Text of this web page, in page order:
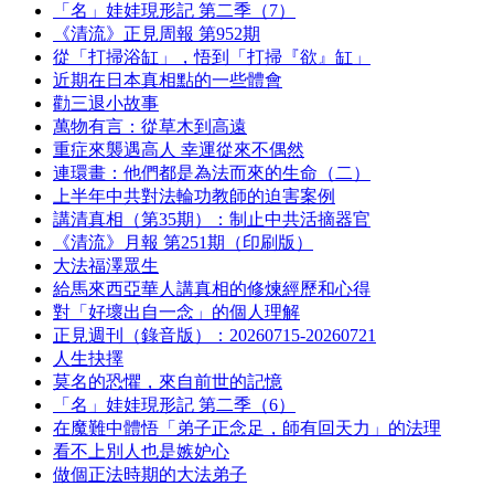
「名」娃娃現形記 第二季（7）
《清流》正見周報 第952期
從「打掃浴缸」，悟到「打掃『欲』缸」
近期在日本真相點的一些體會
勸三退小故事
萬物有言：從草木到高遠
重症來襲遇高人 幸運從來不偶然
連環畫：他們都是為法而來的生命（二）
上半年中共對法輪功教師的迫害案例
講清真相（第35期）：制止中共活摘器官
《清流》月報 第251期（印刷版）
大法福澤眾生
給馬來西亞華人講真相的修煉經歷和心得
對「好壞出自一念」的個人理解
正見週刊（錄音版）：20260715-20260721
人生抉擇
莫名的恐懼，來自前世的記憶
「名」娃娃現形記 第二季（6）
在魔難中體悟「弟子正念足，師有回天力」的法理
看不上別人也是嫉妒心
做個正法時期的大法弟子